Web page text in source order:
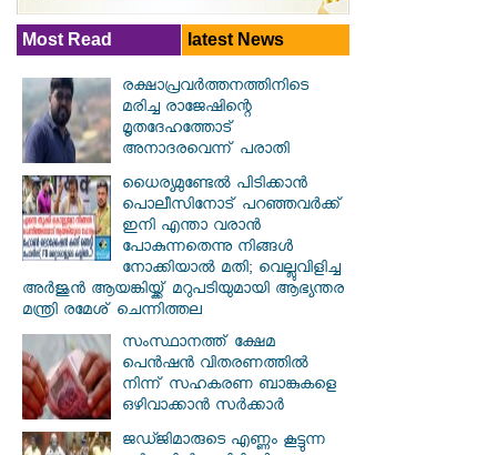
Most Read latest News
രക്ഷാപ്രവര്‍ത്തനത്തിനിടെ
മരിച്ച രാജേഷിന്റെ
മൃതദേഹത്തോട്
അനാദരവെന്ന് പരാതി
ധൈര്യമുണ്ടേൽ പിടിക്കാൻ
പൊലീസിനോട് പറഞ്ഞവർക്ക്
ഇനി എന്താ വരാൻ
പോകുന്നതെന്നു നിങ്ങൾ
നോക്കിയാൽ മതി; വെല്ലുവിളിച്ച
അർജുൻ ആയങ്കിയ്ക്ക് മറുപടിയുമായി ആഭ്യന്തര
മന്ത്രി രമേശ് ചെന്നിത്തല
സംസ്ഥാനത്ത് ക്ഷേമ
പെൻഷൻ വിതരണത്തിൽ
നിന്ന് സഹകരണ ബാങ്കുകളെ
ഒഴിവാക്കാൻ സർക്കാർ
ജഡ്ജിമാരുടെ എണ്ണം കൂട്ടുന്ന